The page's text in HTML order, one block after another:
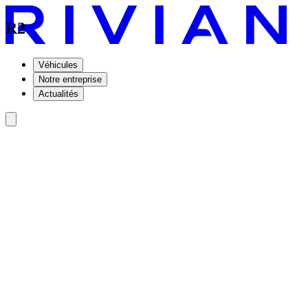
Véhicules
Notre entreprise
Actualités
R2